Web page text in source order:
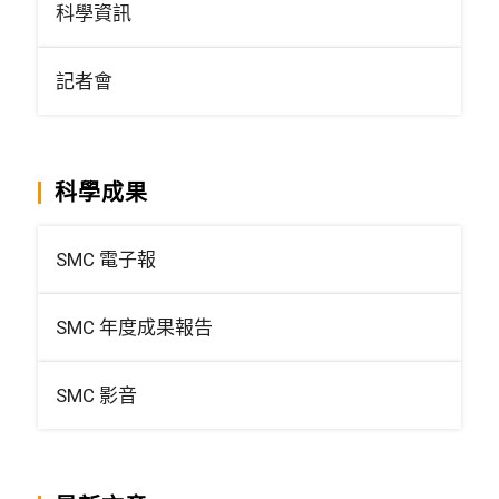
科學資訊
記者會
科學成果
SMC 電子報
SMC 年度成果報告
SMC 影音